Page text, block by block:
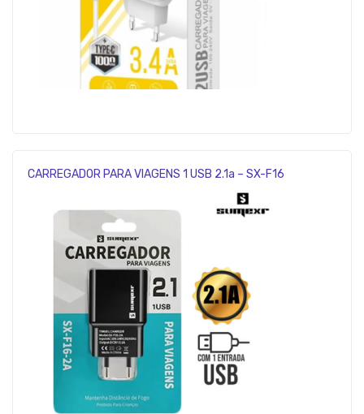
CARREGADOR PARA VIAGENS 1 USB 2.1a – SX-F16